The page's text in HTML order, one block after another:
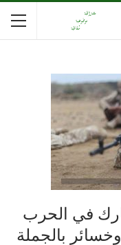
في الحرب
بالجملة